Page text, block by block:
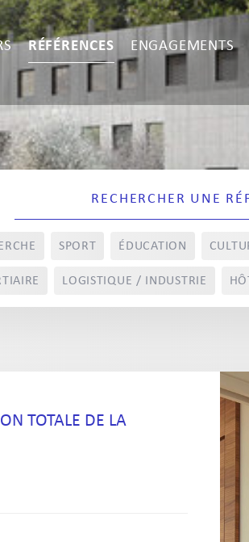
RÉFÉRENCES ENGAGEMENTS
SPORT ÉDUCATION
LOGISTIQUE / INDUSTRIE
TOTALE DE LA